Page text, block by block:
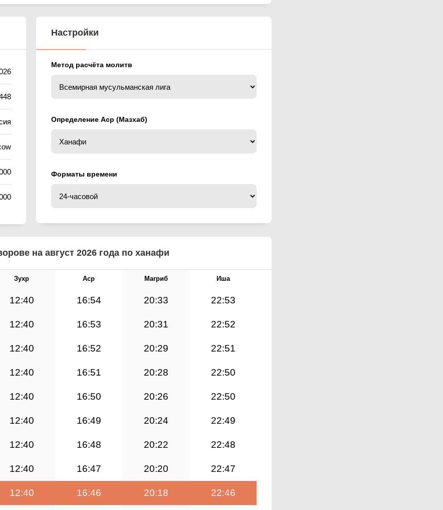
Настройки
Метод расчёта молитв
Определение Аср (Мазхаб)
Форматы времени
на август 2026 года по ханафи
Зухр Аср Магриб Иша
12:40 16:54 20:33 22:53
12:40 16:53 20:31 22:52
12:40 16:52 20:29 22:51
12:40 16:51 20:28 22:50
12:40 16:50 20:26 22:50
12:40 16:49 20:24 22:49
12:40 16:48 20:22 22:48
12:40 16:47 20:20 22:47
12:40 16:46 20:18 22:46